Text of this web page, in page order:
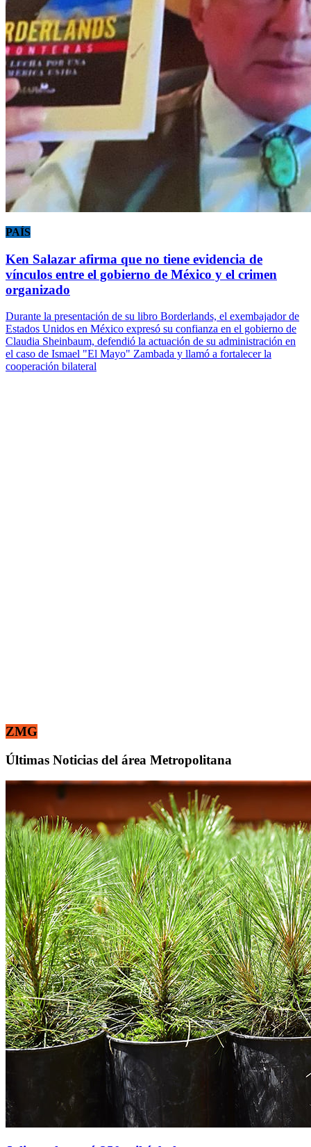
PAÍS
Ken Salazar afirma que no tiene evidencia de
vínculos entre el gobierno de México y el crimen
organizado
Durante la presentación de su libro Borderlands, el exembajador de
Estados Unidos en México expresó su confianza en el gobierno de
Claudia Sheinbaum, defendió la actuación de su administración en
el caso de Ismael "El Mayo" Zambada y llamó a fortalecer la
cooperación bilateral
ZMG
Últimas Noticias del área Metropolitana